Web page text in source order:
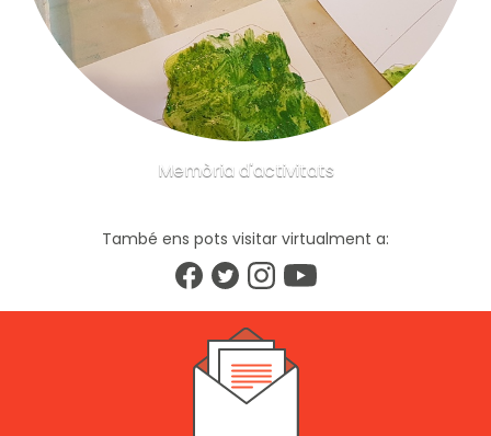
Memòria d'activitats
També ens pots visitar virtualment a: